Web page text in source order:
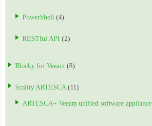
PowerShell (4)
RESTful API (2)
Blocky for Veeam (8)
Scality ARTESCA (11)
ARTESCA+ Veeam unified software appliance